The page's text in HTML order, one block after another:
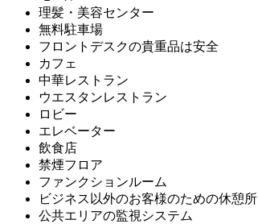
理髪・美容センター
無料駐車場
フロントデスクの貴重品は安全
カフェ
中華レストラン
ウエスタンレストラン
ロビー
エレベーター
飲食店
禁煙フロア
ファンクションルーム
ビジネス以外のお客様のための休憩所
公共エリアの監視システム